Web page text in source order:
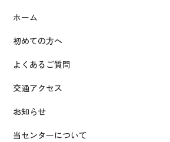
ホーム
初めての方へ
よくあるご質問
交通アクセス
お知らせ
当センターについて